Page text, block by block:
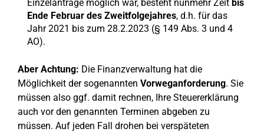
Einzelanträge möglich war, besteht nunmehr Zeit bis
Ende Februar des Zweitfolgejahres, d.h. für das
Jahr 2021 bis zum 28.2.2023 (§ 149 Abs. 3 und 4
AO).
Aber Achtung: Die Finanzverwaltung hat die
Möglichkeit der sogenannten Vorweganforderung. Sie
müssen also ggf. damit rechnen, Ihre Steuererklärung
auch vor den genannten Terminen abgeben zu
müssen. Auf jeden Fall drohen bei verspäteten